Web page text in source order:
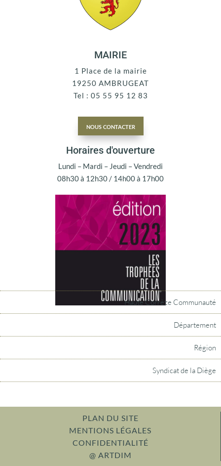
MAIRIE
1 Place de la mairie
19250 AMBRUGEAT
Tel : 05 55 95 12 83
nous contacter
Horaires d'ouverture
Lundi – Mardi – Jeudi – Vendredi
08h30 à 12h30 / 14h00 à 17h00
Haute Corrèze Communauté
Département
Région
Syndicat de la Diège
PLAN DU SITE
MENTIONS LÉGALES
CONFIDENTIALITÉ
@ ARTDIM